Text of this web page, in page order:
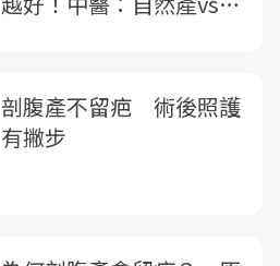
剖腹產不留疤 術後照護
有撇步